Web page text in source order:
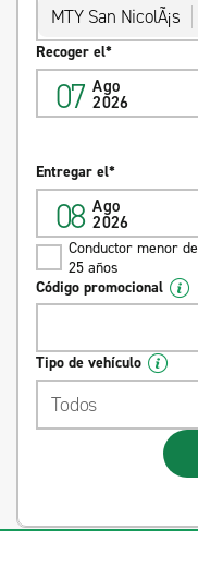
MTY San NicolÃ¡s
Recoger el*
07 Ago
2026
Entregar el*
08 Ago
2026
Conductor menor de
25 años
Código promocional
Tipo de vehículo
Todos